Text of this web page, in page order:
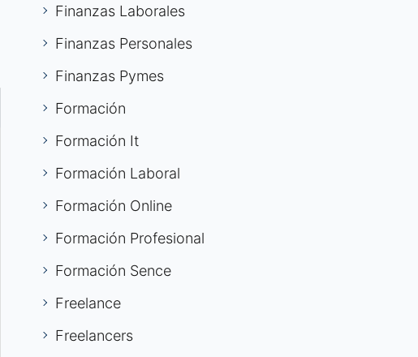
Finanzas Laborales
Finanzas Personales
Finanzas Pymes
Formación
Formación It
Formación Laboral
Formación Online
Formación Profesional
Formación Sence
Freelance
Freelancers